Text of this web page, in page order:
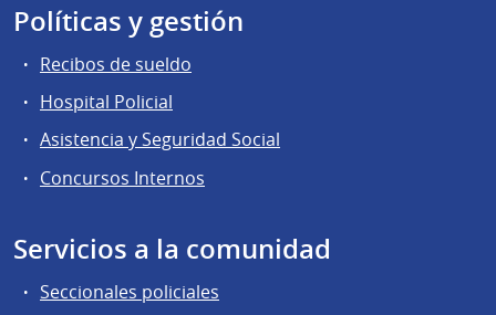
Políticas y gestión
Recibos de sueldo
Hospital Policial
Asistencia y Seguridad Social
Concursos Internos
Servicios a la comunidad
Seccionales policiales